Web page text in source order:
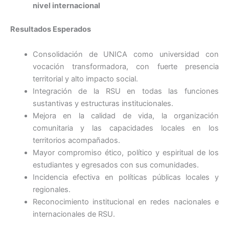
nivel internacional
Resultados Esperados
Consolidación de UNICA como universidad con
vocación transformadora, con fuerte presencia
territorial y alto impacto social.
Integración de la RSU en todas las funciones
sustantivas y estructuras institucionales.
Mejora en la calidad de vida, la organización
comunitaria y las capacidades locales en los
territorios acompañados.
Mayor compromiso ético, político y espiritual de los
estudiantes y egresados con sus comunidades.
Incidencia efectiva en políticas públicas locales y
regionales.
Reconocimiento institucional en redes nacionales e
internacionales de RSU.